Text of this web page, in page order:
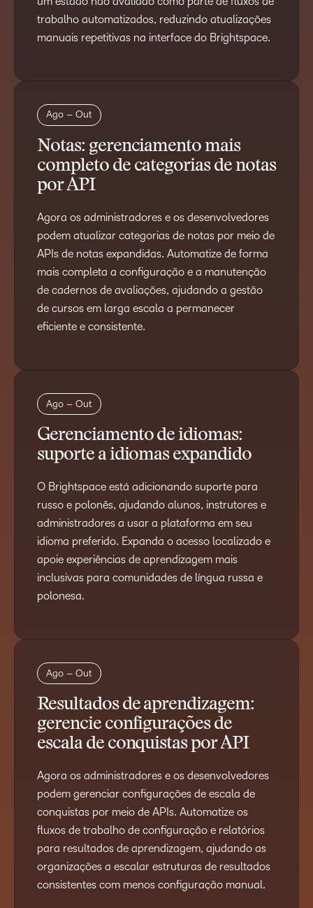
trabalho automatizados, reduzindo atualizações
manuais repetitivas na interface do Brightspace.
Ago – Out
Notas: gerenciamento mais
completo de categorias de notas
por API
Agora os administradores e os desenvolvedores
podem atualizar categorias de notas por meio de
APIs de notas expandidas. Automatize de forma
mais completa a configuração e a manutenção
de cadernos de avaliações, ajudando a gestão
de cursos em larga escala a permanecer
eficiente e consistente.
Ago – Out
Gerenciamento de idiomas:
suporte a idiomas expandido
O Brightspace está adicionando suporte para
russo e polonês, ajudando alunos, instrutores e
administradores a usar a plataforma em seu
idioma preferido. Expanda o acesso localizado e
apoie experiências de aprendizagem mais
inclusivas para comunidades de língua russa e
polonesa.
Ago – Out
Resultados de aprendizagem:
gerencie configurações de
escala de conquistas por API
Agora os administradores e os desenvolvedores
podem gerenciar configurações de escala de
conquistas por meio de APIs. Automatize os
fluxos de trabalho de configuração e relatórios
para resultados de aprendizagem, ajudando as
organizações a escalar estruturas de resultados
consistentes com menos configuração manual.